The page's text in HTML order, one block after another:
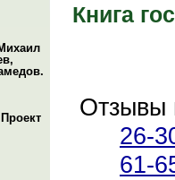
Книга
Отзывы
26-
61-